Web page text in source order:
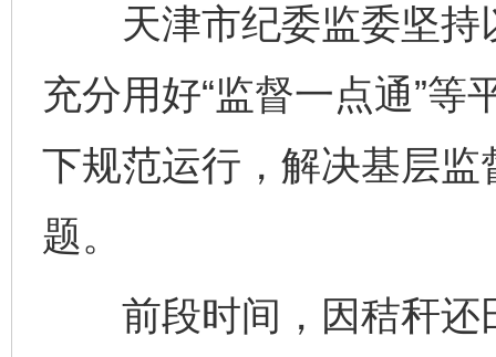
天津市纪委监委坚持
充分用好“监督一点通”
下规范运行，解决基层
题。
前段时间，因秸秆还